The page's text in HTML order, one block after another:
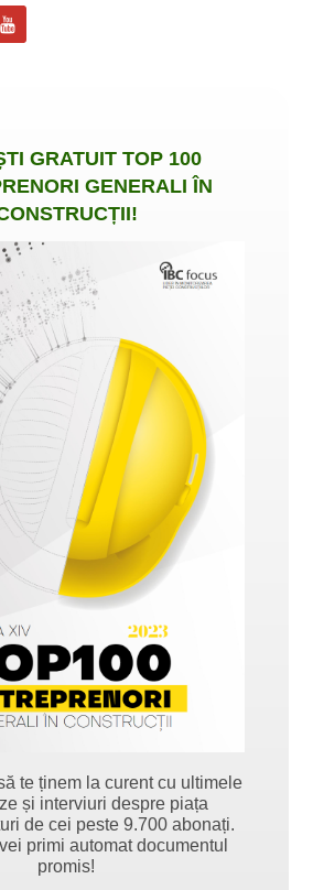
GRATUIT TOP 100
GENERALI ÎN
!
te ținem la curent cu ultimele
și interviuri despre piața
de cei peste 9.700 abonați.
primi automat documentul
promis!